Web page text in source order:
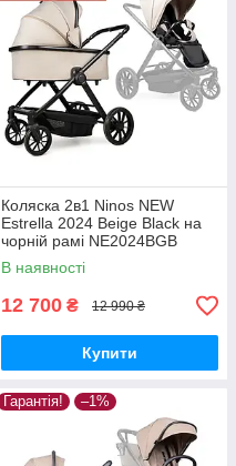
Коляска 2в1 Ninos NEW
Estrella 2024 Beige Black на
чорній рамі NE2024BGB
В наявності
12 700 ₴ 12 990 ₴
Купити
Гарантія! –1%